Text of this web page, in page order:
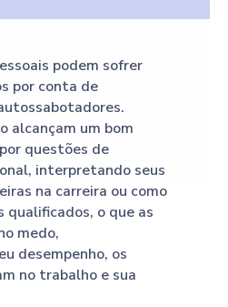
podem sofrer
por conta de
alcançam um bom
questões de
interpretando seus
na carreira ou como
qualificados, o que as
medo,
desempenho, os
no trabalho e sua